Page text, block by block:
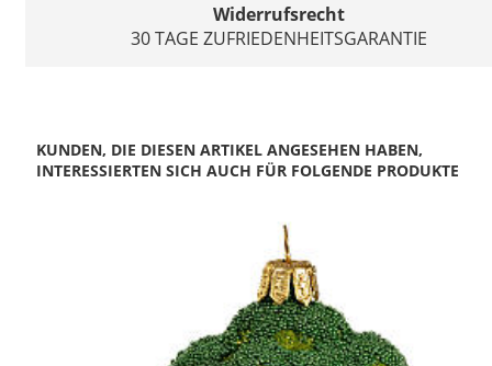
Widerrufsrecht
30 TAGE ZUFRIEDENHEITSGARANTIE
KUNDEN, DIE DIESEN ARTIKEL ANGESEHEN HABEN,
INTERESSIERTEN SICH AUCH FÜR FOLGENDE PRODUKTE